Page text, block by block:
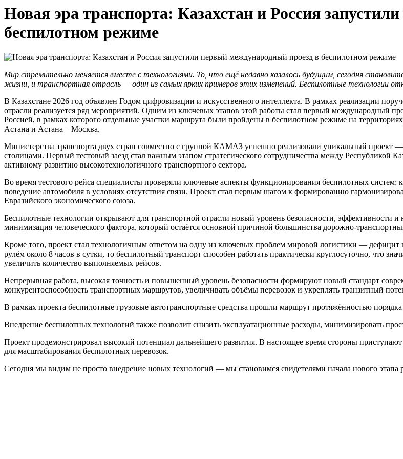
Новая эра транспорта: Казахстан и Россия
беспилотном режиме
Мир стремительно меняется вместе с технологиями. То, что ещё недавно казалось будущим, сегодня
жизни, и транспортная отрасль — один из самых ярких примеров этих изменений. Беспилотные технологии
В Казахстане 2026 год объявлен Годом цифровизации и искусственного интеллекта. В рамках реализации
отрасли реализуется ряд мероприятий. Одним из ключевых этапов этой работы стал первый международный
Россией, в рамках которого отдельные участки маршрута были пройдены в беспилотном режиме на
Астана и Астана – Москва.
Министерства транспорта двух стран совместно с группой КАМАЗ успешно реализовали уникальный проект
столицами. Первый тестовый заезд стал важным этапом стратегического сотрудничества между Республикой
активному развитию высокотехнологичного транспортного сектора.
Во время тестового рейса специалисты проверяли ключевые аспекты функционирования беспилотных систем:
поведение автомобиля в условиях отсутствия связи. Проект стал первым шагом к формированию
Евразийского экономического союза.
Беспилотные технологии открывают для транспортной отрасли новый уровень безопасности, эффективности
минимизация человеческого фактора, который остаётся основной причиной большинства дорожно-
Кроме того, проект стал технологичным ответом на одну из ключевых проблем мировой логистики — дефицит
рулём около 8 часов в сутки, то беспилотный транспорт способен работать практически круглосуточно, что
увеличить количество выполняемых рейсов.
Непрерывная работа, высокая точность и повышенный уровень безопасности формируют новый стандарт
конкурентоспособность транспортных маршрутов, увеличивать объёмы перевозок и укреплять транзитный
В рамках проекта беспилотные грузовые автотранспортные средства прошли маршрут протяжённостью
Внедрение беспилотных технологий также позволит снизить эксплуатационные расходы, минимизировать
Проект продемонстрировал высокий потенциал дальнейшего развития. В настоящее время стороны
для масштабирования беспилотных перевозок.
Сегодня мы видим не просто внедрение новых технологий — мы становимся свидетелями начала нового этапа